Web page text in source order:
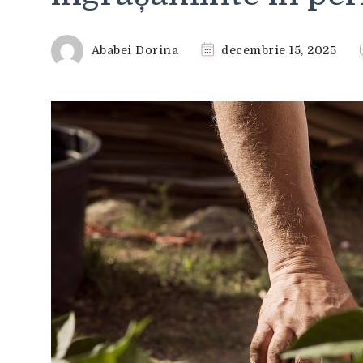
Ababei Dorina decembrie 15, 2025